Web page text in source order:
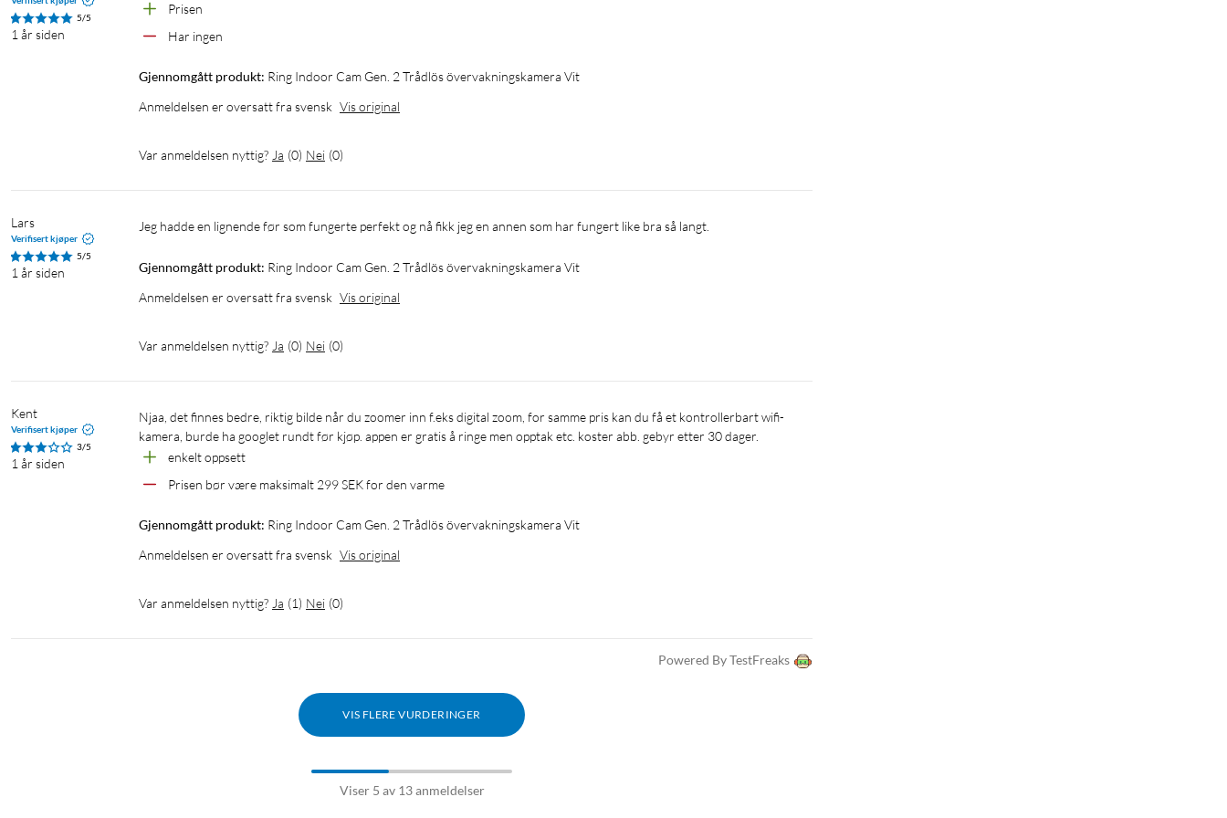
Lyd: Mikrofon og høyttaler med støydemping for toveiskommunikasjon.
Kabellengde: 1,9 m
Leveres med personvernlukker, strømadapter, installasjonsmateriale, kamerafeste og klistremerker
5/5
1 år siden
Prisen
Har ingen
Gjennomgått produkt: Ring Indoor Cam Gen. 2 Trådlös övervakningskamera Vit
Anmeldelsen er oversatt fra svensk Vis original
Var anmeldelsen nyttig? Ja (0) Nei (0)
Lars
Verifisert kjøper
5/5
1 år siden
Jeg hadde en lignende før som fungerte perfekt og nå fikk jeg en annen som har fungert like bra så langt.
Gjennomgått produkt: Ring Indoor Cam Gen. 2 Trådlös övervakningskamera Vit
Anmeldelsen er oversatt fra svensk Vis original
Var anmeldelsen nyttig? Ja (0) Nei (0)
Kent
Verifisert kjøper
3/5
1 år siden
njaa, det finnes bedre, riktig bilde når du zoomer inn f.eks digital zoom, for samme pris kan du få et kontrollerbart wifi-
kamera, burde ha googlet rundt før kjøp. appen er gratis å ringe men opptak etc. koster abb. gebyr etter 30 dager.
enkelt oppsett
Prisen bør være maksimalt 299 SEK for den varme
Gjennomgått produkt: Ring Indoor Cam Gen. 2 Trådlös övervakningskamera Vit
Anmeldelsen er oversatt fra svensk Vis original
Var anmeldelsen nyttig? Ja (1) Nei (0)
Powered By TestFreaks
VIS FLERE VURDERINGER
Viser 5 av 13 anmeldelser